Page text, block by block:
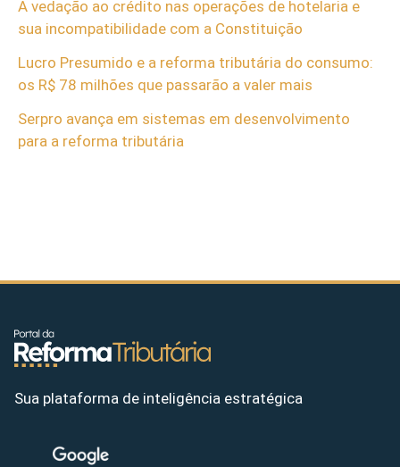
A vedação ao crédito nas operações de hotelaria e
sua incompatibilidade com a Constituição
Lucro Presumido e a reforma tributária do consumo:
os R$ 78 milhões que passarão a valer mais
Serpro avança em sistemas em desenvolvimento
para a reforma tributária
Sua plataforma de inteligência estratégica